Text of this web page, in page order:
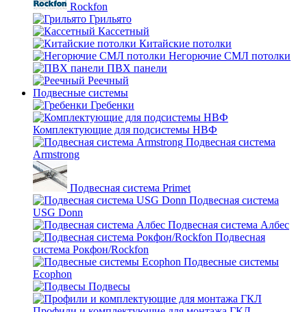
Rockfon
Грильято
Кассетный
Китайские потолки
Негорючие СМЛ потолки
ПВХ панели
Реечный
Подвесные системы
Гребенки
Комплектующие для подсистемы НВФ
Подвесная система
Armstrong
Подвесная система Primet
Подвесная система
USG Donn
Подвесная система Албес
Подвесная
система Рокфон/Rockfon
Подвесные системы
Ecophon
Подвесы